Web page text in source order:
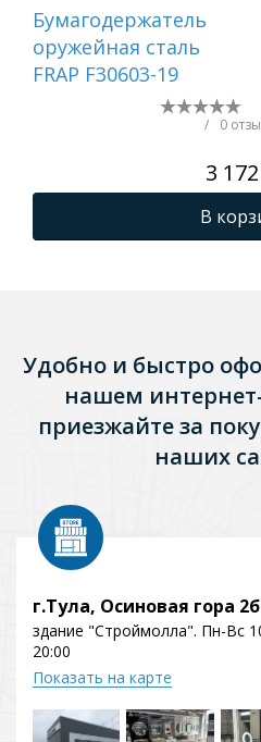
Бумагодержатель
оружейная сталь
FRAP F30603-19
/ 0
3
В
Удобно и быстро
нашем
приезжайте за
наших
г.Тула, Осиновая гора 2б
здание "Строймолла". Пн-Вс
20:00
Показать на карте